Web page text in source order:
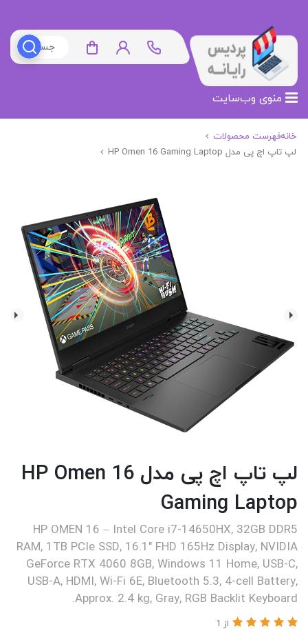
خانهفهرست محصولات
لپ تاپ اچ پی مدل HP Omen 16 Gaming Laptop
لپ تاپ اچ پی مدل HP Omen 16
Gaming Laptop
HP OMEN 16 – Intel Core i7-14650HX, 32GB DDR5
RAM, 1TB PCIe SSD, 16.1" FHD 165Hz Display, NVIDIA
GeForce RTX 4060 8GB, Windows 11 Home, USB-C,
USB-A, HDMI, Wi-Fi 6E, Bluetooth 5.3, 4-cell Battery,
Approx. 2.4 kg, Gray, RGB Backlit Keyboard.
از 1